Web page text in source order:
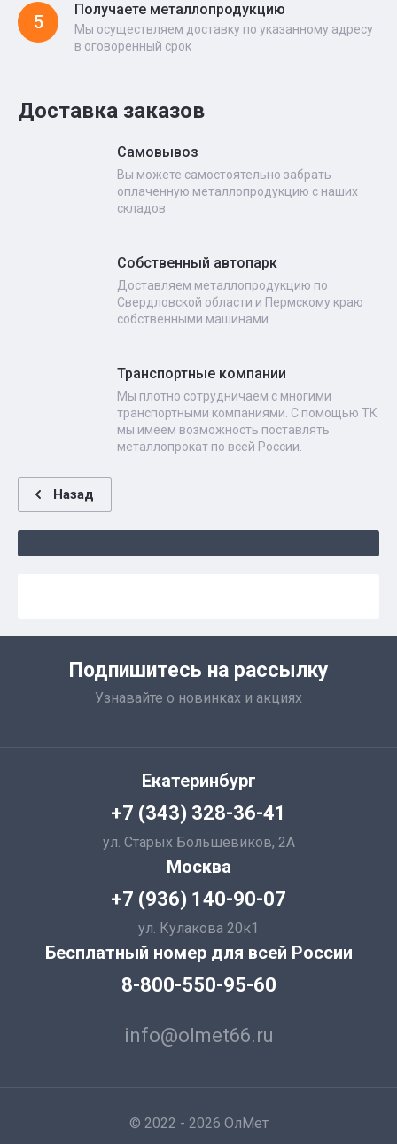
5
Получаете металлопродукцию
Мы осуществляем доставку по указанному адресу
в оговоренный срок
Доставка заказов
Самовывоз
Вы можете самостоятельно забрать
оплаченную металлопродукцию с наших
складов
Собственный автопарк
Доставляем металлопродукцию по
Свердловской области и Пермскому краю
собственными машинами
Транспортные компании
Мы плотно сотрудничаем с многими
транспортными компаниями. С помощью ТК
мы имеем возможность поставлять
металлопрокат по всей России.
Назад
Подпишитесь на рассылку
Узнавайте о новинках и акциях
Екатеринбург
+7 (343) 328-36-41
ул. Старых Большевиков, 2А
Москва
+7 (936) 140-90-07
ул. Кулакова 20к1
Бесплатный номер для всей России
8-800-550-95-60
info@olmet66.ru
© 2022 - 2026 ОлМет